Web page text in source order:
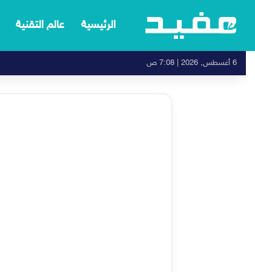
الرئيسية عالم التقنية
6 أغسطس, 2026 | 7:08 ص